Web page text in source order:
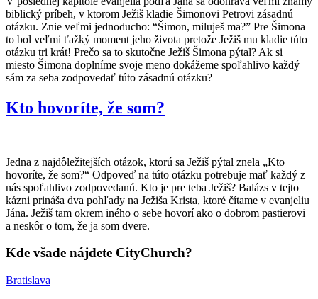
biblický príbeh, v ktorom Ježiš kladie Šimonovi Petrovi zásadnú
otázku. Znie veľmi jednoducho: “Šimon, miluješ ma?” Pre Šimona
to bol veľmi ťažký moment jeho života pretože Ježiš mu kladie túto
otázku tri krát! Prečo sa to skutočne Ježiš Šimona pýtal? Ak si
miesto Šimona doplníme svoje meno dokážeme spoľahlivo každý
sám za seba zodpovedať túto zásadnú otázku?
Kto hovoríte, že som?
Jedna z najdôležitejších otázok, ktorú sa Ježiš pýtal znela „Kto
hovoríte, že som?“ Odpoveď na túto otázku potrebuje mať každý z
nás spoľahlivo zodpovedanú. Kto je pre teba Ježiš? Balázs v tejto
kázni prináša dva pohľady na Ježiša Krista, ktoré čítame v evanjeliu
Jána. Ježiš tam okrem iného o sebe hovorí ako o dobrom pastierovi
a neskôr o tom, že ja som dvere.
Kde všade nájdete CityChurch?
Bratislava